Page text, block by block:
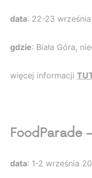
data: 22-23
gdzie: Biała Góra,
więcej informacji
FoodParade
data: 1-2 września